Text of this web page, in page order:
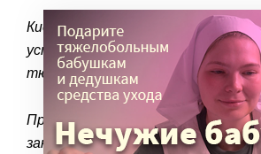
Киоск №16 на благотворительном
устроенном Санкт-
тюремным комитетом
Продажа изделий, выполненных
заключении, на базаре,